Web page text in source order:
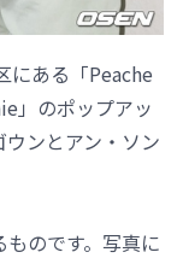
にある「Peache
」のポップアッ
ンとアン・ソン
のです。写真に